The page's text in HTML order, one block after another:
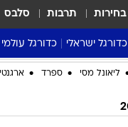
בחירות תרבות סלבס
כדורגל ישראלי
ליגת העל Winner
גביע המדינה
כדורגל עולמי
ליגה אנגלית ליאונל מסי ספרד